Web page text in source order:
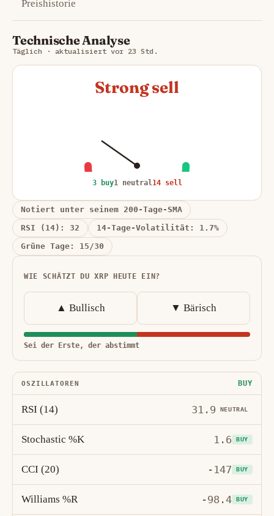
Preishistorie
Technische Analyse
Täglich · aktualisiert vor 23 Std.
Strong sell
3 buy1 neutral14 sell
Notiert unter seinem 200-Tage-SMA
RSI (14): 32
14-Tage-Volatilität: 1.7%
Grüne Tage: 15/30
WIE SCHÄTZT DU XRP HEUTE EIN?
▲ Bullisch ▼ Bärisch
Sei der Erste, der abstimmt
OSZILLATOREN BUY
RSI (14) 31.9 NEUTRAL
Stochastic %K 1.6 BUY
CCI (20) -147 BUY
Williams %R -98.4 BUY